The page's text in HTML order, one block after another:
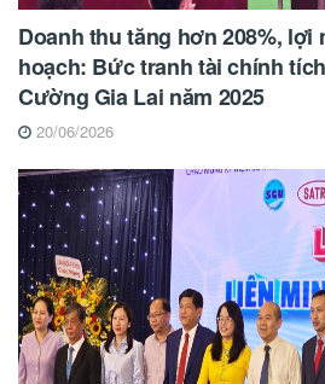
Doanh thu tăng hơn 208%, lợi
hoạch: Bức tranh tài chính
Cường Gia Lai năm 2025
20/06/2026